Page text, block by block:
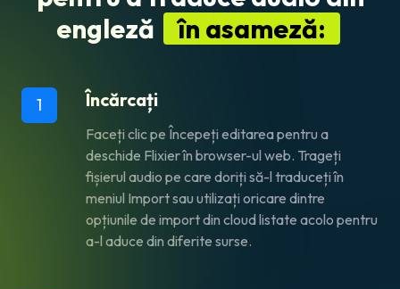
engleză
în asameză:
1 Încărcați
Faceți clic pe Începeți editareapentru a
deschide Flixier în browser-ul web. Trageți
fișierul audio pe care doriți să-l traduceți în
meniul Importsau utilizați oricare dintre
opțiunile de import din cloud listate acolo pentru
a-l aduce din diferite surse.